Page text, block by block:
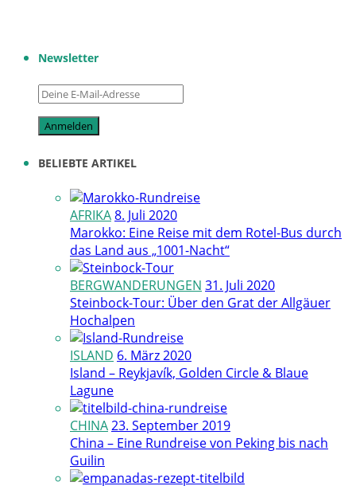
Newsletter
BELIEBTE ARTIKEL
AFRIKA8. Juli 2020
Marokko: Eine Reise mit dem Rotel-Bus durch
das Land aus „1001-Nacht“
BERGWANDERUNGEN 31. Juli 2020
Steinbock-Tour: Über den Grat der Allgäuer
Hochalpen
ISLAND 6. März 2020
Island – Reykjavík, Golden Circle & Blaue
Lagune
CHINA23. September 2019
China – Eine Rundreise von Peking bis nach
Guilin